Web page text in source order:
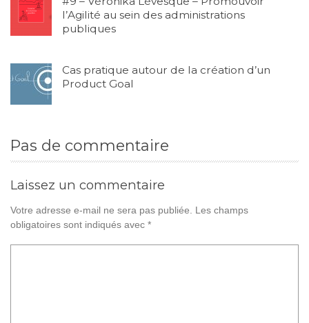
l’Agilité au sein des administrations
publiques
Cas pratique autour de la création d’un
Product Goal
Pas de commentaire
Laissez un commentaire
Votre adresse e-mail ne sera pas publiée.
Les champs
obligatoires sont indiqués avec *